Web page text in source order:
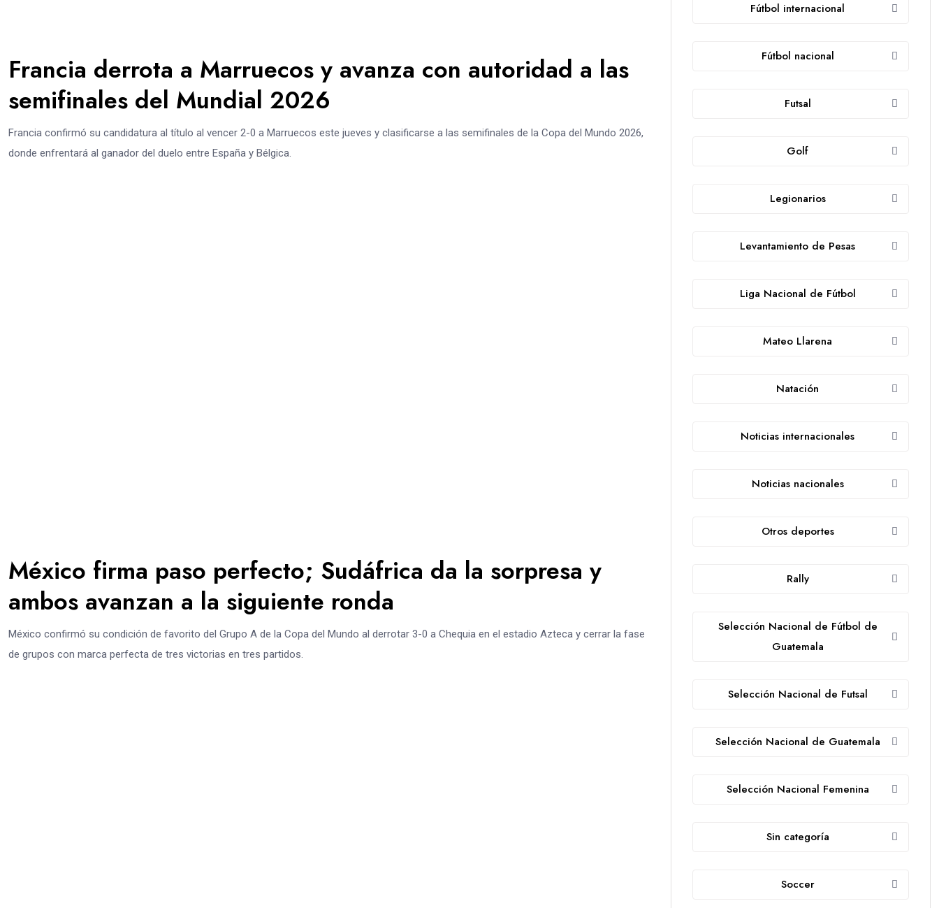
Francia derrota a Marruecos y avanza con autoridad a las
semifinales del Mundial 2026
Francia confirmó su candidatura al título al vencer 2-0 a Marruecos este jueves y clasificarse a las semifinales de la Copa del Mundo 2026,
donde enfrentará al ganador del duelo entre España y Bélgica.
México firma paso perfecto; Sudáfrica da la sorpresa y
ambos avanzan a la siguiente ronda
México confirmó su condición de favorito del Grupo A de la Copa del Mundo al derrotar 3-0 a Chequia en el estadio Azteca y cerrar la fase
de grupos con marca perfecta de tres victorias en tres partidos.
Fútbol internacional
Fútbol nacional
Futsal
Golf
Legionarios
Levantamiento de Pesas
Liga Nacional de Fútbol
Mateo Llarena
Natación
Noticias internacionales
Noticias nacionales
Otros deportes
Rally
Selección Nacional de Fútbol de
Guatemala
Selección Nacional de Futsal
Selección Nacional de Guatemala
Selección Nacional Femenina
Sin categoría
Soccer